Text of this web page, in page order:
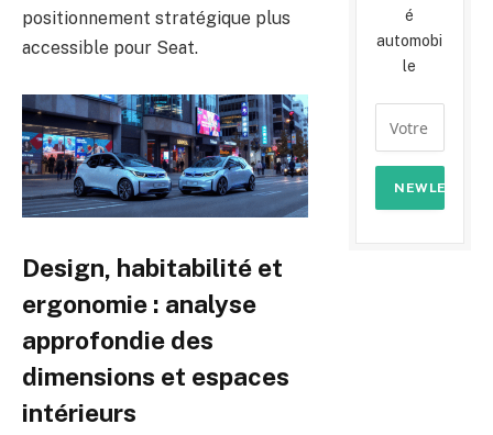
positionnement stratégique plus
accessible pour Seat.
Design, habitabilité et
ergonomie : analyse
approfondie des
dimensions et espaces
intérieurs
é
automobi
le